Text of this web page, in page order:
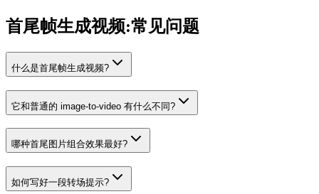
首尾帧生成视频:常见问题
什么是首尾帧生成视频?
它和普通的 image-to-video 有什么不同?
哪种首尾图片组合效果最好?
如何写好一段转场提示?